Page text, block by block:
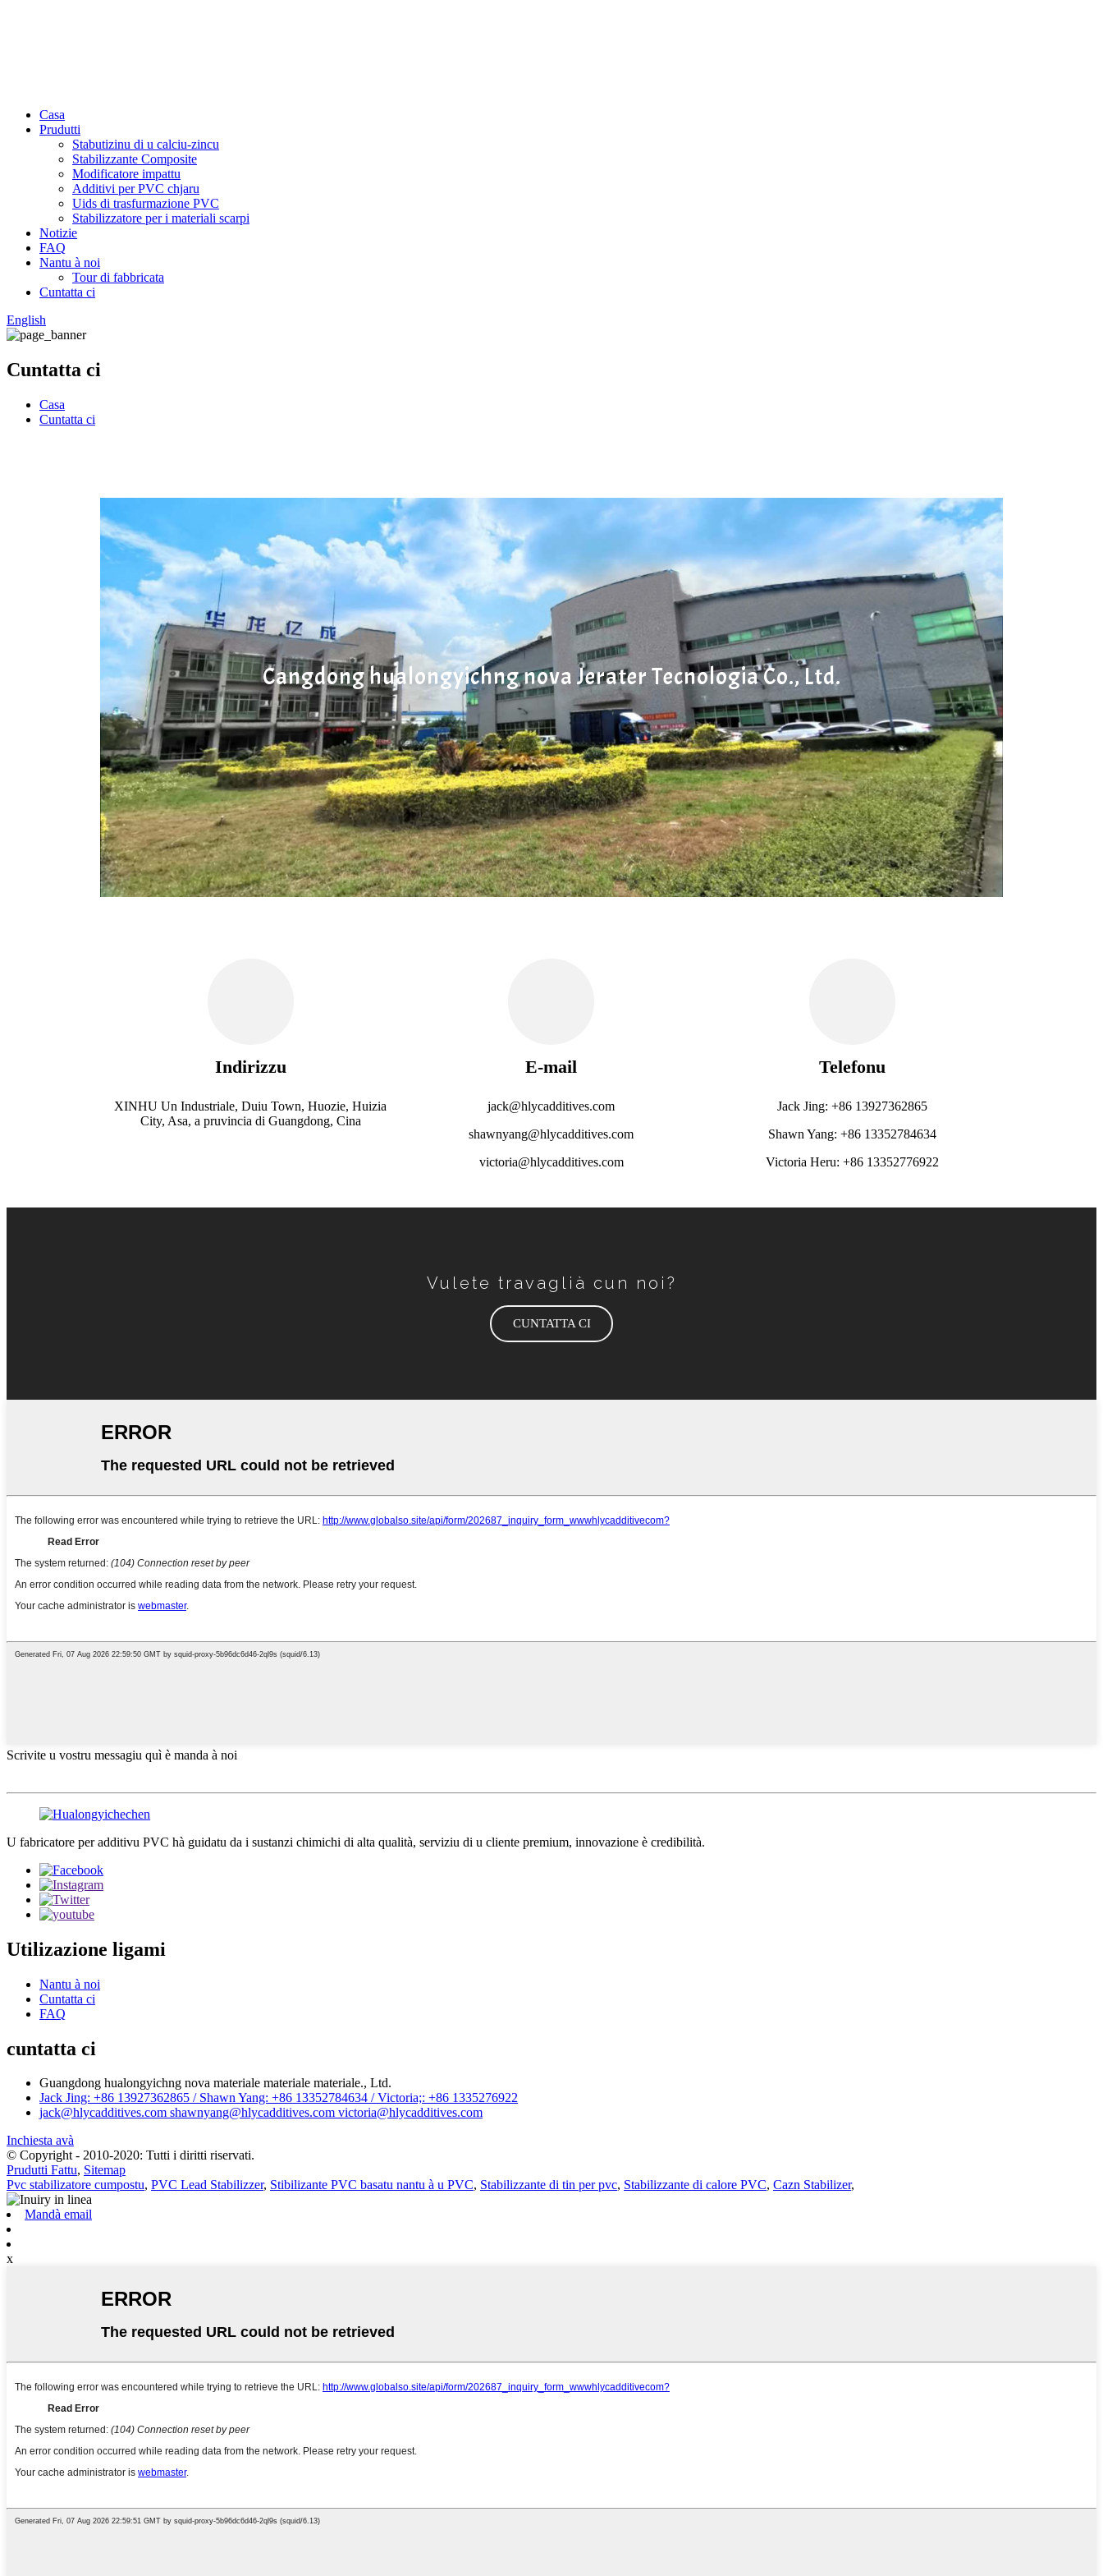
Casa
Prudutti
Stabutizinu di u calciu-zincu
Stabilizzante Composite
Modificatore impattu
Additivi per PVC chjaru
Uids di trasfurmazione PVC
Stabilizzatore per i materiali scarpi
Notizie
FAQ
Nantu à noi
Tour di fabbricata
Cuntatta ci
English
Cuntatta ci
Casa
Cuntatta ci
Cangdong hualongyichng nova Jerater Tecnologia Co., Ltd.
Indirizzu
XINHU Un Industriale, Duiu Town, Huozie, Huizia
City, Asa, a pruvincia di Guangdong, Cina
E-mail
jack@hlycadditives.com
shawnyang@hlycadditives.com
victoria@hlycadditives.com
Telefonu
Jack Jing: +86 13927362865
Shawn Yang: +86 13352784634
Victoria Heru: +86 13352776922
Vulete travaglià cun noi?
CUNTATTA CI
Scrivite u vostru messagiu quì è manda à noi
U fabricatore per additivu PVC hà guidatu da i sustanzi chimichi di alta qualità, serviziu di u cliente premium, innovazione è credibilità.
Utilizazione ligami
Nantu à noi
Cuntatta ci
FAQ
cuntatta ci
Guangdong hualongyichng nova materiale materiale materiale., Ltd.
Jack Jing: +86 13927362865 / Shawn Yang: +86 13352784634 / Victoria;: +86 1335276922
jack@hlycadditives.com shawnyang@hlycadditives.com victoria@hlycadditives.com
Inchiesta avà
© Copyright - 2010-2020: Tutti i diritti riservati.
Prudutti Fattu, Sitemap
Pvc stabilizatore cumpostu, PVC Lead Stabilizzer, Stibilizante PVC basatu nantu à u PVC, Stabilizzante di tin per pvc, Stabilizzante di calore PVC, Cazn Stabilizer,
Mandà email
x